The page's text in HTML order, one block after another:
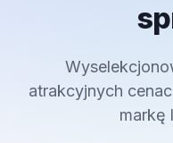
atrakcyjnych
markę